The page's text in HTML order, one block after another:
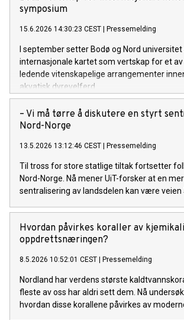
symposium
15.6.2026 14:30:23 CEST Pressemelding
I september setter Bodø og Nord
internasjonale kartet som vertskap for et av
ledende vitenskapelige arrangementer
akvatisk dyrevelferd.
– Vi må tørre å diskutere en styrt
Nord-Norge
13.5.2026 13:12:46 CEST Pressemelding
Til tross for store statlige tiltak fortsetter
Nord-Norge. Nå mener UiT-forsker at en
sentralisering av landsdelen kan være veien
Hvordan påvirkes koraller av
oppdrettsnæringen?
8.5.2026 10:52:01 CEST Pressemelding
Nordland har verdens største
fleste av oss har aldri sett dem. Nå
hvordan disse korallene påvirkes av